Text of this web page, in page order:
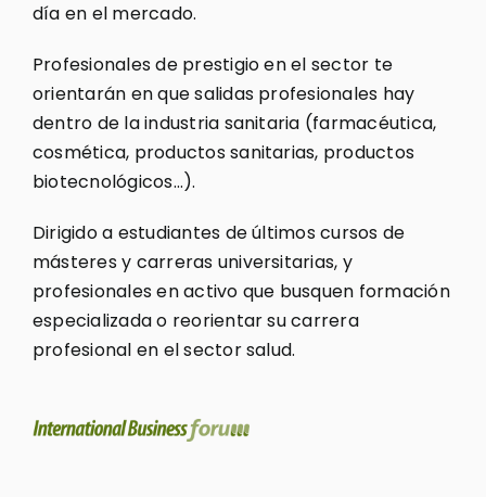
día en el mercado.
Profesionales de prestigio en el sector te
orientarán en que salidas profesionales hay
dentro de la industria sanitaria (farmacéutica,
cosmética, productos sanitarias, productos
biotecnológicos…).
Dirigido a estudiantes de últimos cursos de
másteres y carreras universitarias, y
profesionales en activo que busquen formación
especializada o reorientar su carrera
profesional en el sector salud.